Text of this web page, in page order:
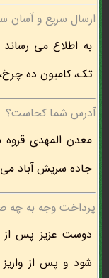
ارسال سریع و آسان
به اطلاع می رساند
تک، کامیون ده
آدرس شما کجاست؟
معدن المهدی قروه
جاده سریش آباد
پرداخت وجه به
دوست عزیز پس از
شود و پس از واریز